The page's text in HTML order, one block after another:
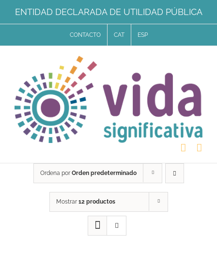
Saltar
al
ENTIDAD DECLARADA DE UTILIDAD PÚBLICA
CONTACTO CAT ESP
Ordena por Orden predeterminado
Mostrar 12 productos